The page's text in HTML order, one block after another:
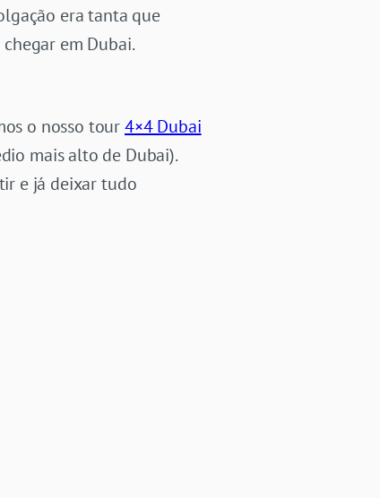
era tanta que
em Dubai.
o nosso tour4×4 Dubai
mais alto de Dubai).
e já deixar tudo